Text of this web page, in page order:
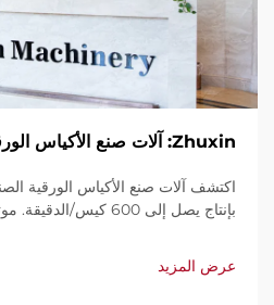
Zhuxin: آلات صنع الأكياس الورقية مبنية لتكون متينة
اكتشف آلات صنع الأكياس الورقية
بإنتاج يصل إلى 600
وخدمة سريعة. اطلب عرض سعر اليوم.
عرض المزيد